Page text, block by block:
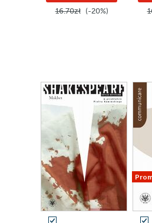
16.70zł (-20%)